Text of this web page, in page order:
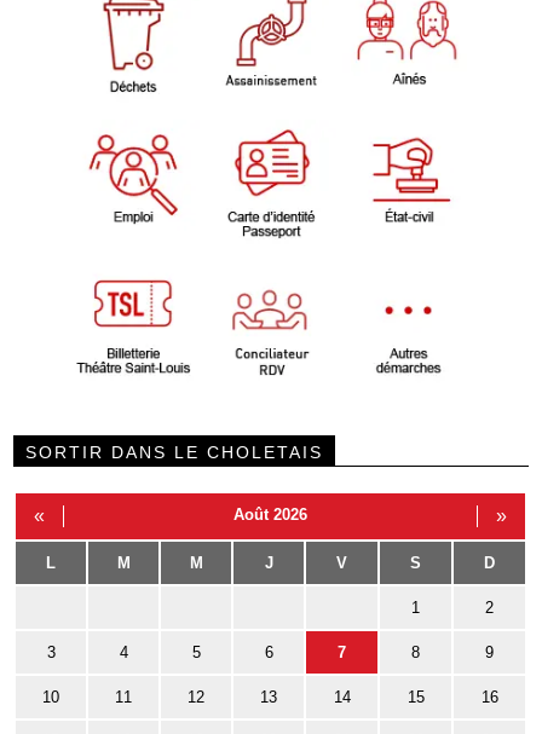
SORTIR DANS LE CHOLETAIS
« Août 2026 »
L M M J V S D
1 2
3 4 5 6 7 8 9
10 11 12 13 14 15 16